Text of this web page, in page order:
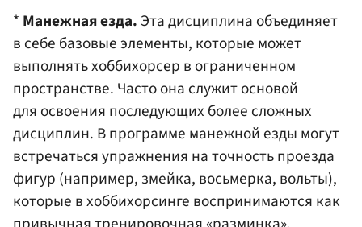
* Манежная езда.Эта дисциплина объединяет
в себе базовые элементы, которые может
выполнять хоббихорсер в ограниченном
пространстве. Часто она служит основой
для освоения последующих более сложных
дисциплин. В программе манежной езды могут
встречаться упражнения на точность проезда
фигур (например, змейка, восьмерка, вольты),
которые в хоббихорсинге воспринимаются как